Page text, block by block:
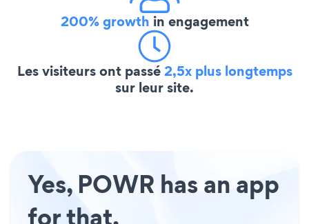
200% growth in engagement
Les visiteurs ont passé2,5x plus longtemps
sur leur site.
Yes, POWR has an app